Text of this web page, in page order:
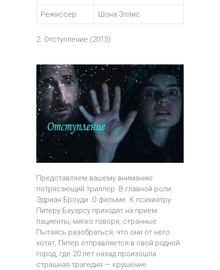
Режиссер Шона Эллис
2. Отступление (2015)
Представляем вашему вниманию
потрясающий триллер. В главной роли
Эдриан Броуди. О фильме. К психиатру
Питеру Бауэрсу приходят на прием
пациенты, мягко говоря, странные.
Пытаясь разобраться, что они от него
хотят, Питер отправляется в свой родной
город, где 20 лет назад произошла
страшная трагедия — крушение